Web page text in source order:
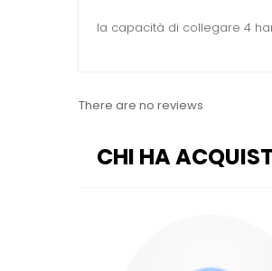
la capacità di collegare 4
There are no reviews
CHI HA